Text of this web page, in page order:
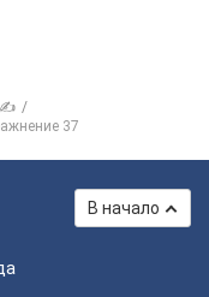
✍
37
В начало